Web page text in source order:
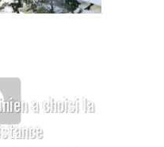
a choisi la